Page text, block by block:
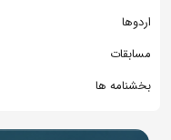
اردوها
مسابقات
بخشنامه ها